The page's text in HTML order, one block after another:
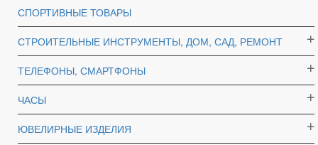
СПОРТИВНЫЕ ТОВАРЫ
СТРОИТЕЛЬНЫЕ ИНСТРУМЕНТЫ, ДОМ, САД, РЕМОНТ
ТЕЛЕФОНЫ, СМАРТФОНЫ
ЧАСЫ
ЮВЕЛИРНЫЕ ИЗДЕЛИЯ